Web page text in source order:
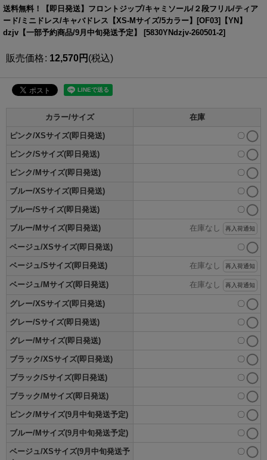
送料無料！【即日発送】フロントジップ/キャミソール/２段フリル/ティア
ード/ミニドレス/キャバドレス【XS-Mサイズ/5カラー】[OF03]【YN】
dzjv【一部予約商品/9月中旬発送予定】
[5830YNdzjv-260501-2]
販売価格: 12,570円 (税込)
カラー/サイズ 在庫
ピンク/XSサイズ(即日発送) 〇
ピンク/Sサイズ(即日発送) 〇
ピンク/Mサイズ(即日発送) 〇
ブルー/XSサイズ(即日発送) 〇
ブルー/Sサイズ(即日発送) 〇
ブルー/Mサイズ(即日発送) 在庫なし 再入荷通知
ベージュ/XSサイズ(即日発送) 〇
ベージュ/Sサイズ(即日発送) 在庫なし 再入荷通知
ベージュ/Mサイズ(即日発送) 在庫なし 再入荷通知
グレー/XSサイズ(即日発送) 〇
グレー/Sサイズ(即日発送) 〇
グレー/Mサイズ(即日発送) 〇
ブラック/XSサイズ(即日発送) 〇
ブラック/Sサイズ(即日発送) 〇
ブラック/Mサイズ(即日発送) 〇
ピンク/Mサイズ(9月中旬発送予定) 〇
ブルー/Mサイズ(9月中旬発送予定) 〇
ベージュ/XSサイズ(9月中旬発送予
〇